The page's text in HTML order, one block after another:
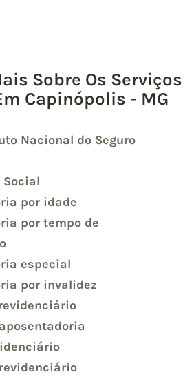
Sobre Os Serviços
Capinópolis - MG
Nacional do Seguro
Social
por idade
por tempo de
especial
por invalidez